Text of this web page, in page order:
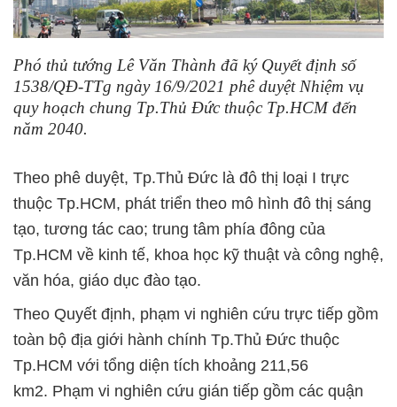
Phó thủ tướng Lê Văn Thành đã ký Quyết định số
1538/QĐ-TTg ngày 16/9/2021 phê duyệt Nhiệm vụ
quy hoạch chung Tp.Thủ Đức thuộc Tp.HCM đến
năm 2040.
Theo phê duyệt, Tp.Thủ Đức là đô thị loại I trực
thuộc Tp.HCM, phát triển theo mô hình đô thị sáng
tạo, tương tác cao; trung tâm phía đông của
Tp.HCM về kinh tế, khoa học kỹ thuật và công nghệ,
văn hóa, giáo dục đào tạo.
Theo Quyết định, phạm vi nghiên cứu trực tiếp gồm
toàn bộ địa giới hành chính Tp.Thủ Đức thuộc
Tp.HCM với tổng diện tích khoảng 211,56
km2. Phạm vi nghiên cứu gián tiếp gồm các quận